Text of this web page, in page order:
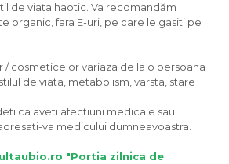
de viata haotic. Va recomandăm
organic, fara E-uri, pe care le gasiti pe
/ cosmeticelor variaza de la o persoana
de viata, metabolism, varsta, stare
ca aveti afectiuni medicale sau
va medicului dumneavoastra.
"Portia zilnica de